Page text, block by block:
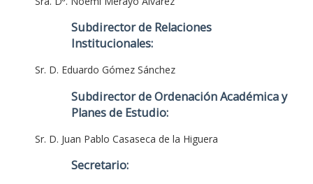
Subdirector de Relaciones
Institucionales:
Sr. D. Eduardo Gómez Sánchez
Subdirector de Ordenación Académica y
Planes de Estudio:
Sr. D. Juan Pablo Casaseca de la Higuera
Secretario: